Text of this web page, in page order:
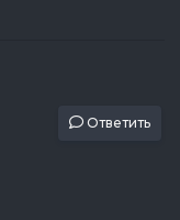
Ответить